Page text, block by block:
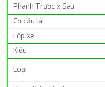
Phanh Trước x Sau
Cơ cấu lái
Lốp xe
Kiểu
Loại